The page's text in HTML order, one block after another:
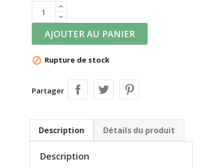
AJOUTER AU PANIER
 Rupture de stock
Partager
Description Détails du produit
Description